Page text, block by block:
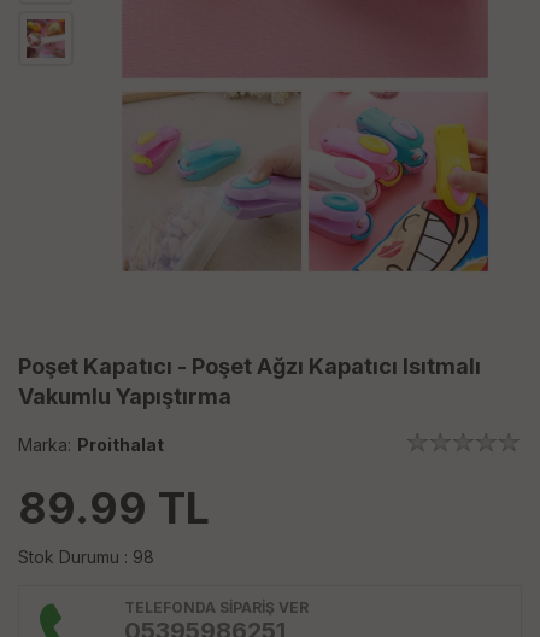
Poşet Kapatıcı - Poşet Ağzı Kapatıcı Isıtmalı
Vakumlu Yapıştırma
Marka: Proithalat
89.99 TL
Stok Durumu : 98
TELEFONDA SİPARİŞ VER
05395986251